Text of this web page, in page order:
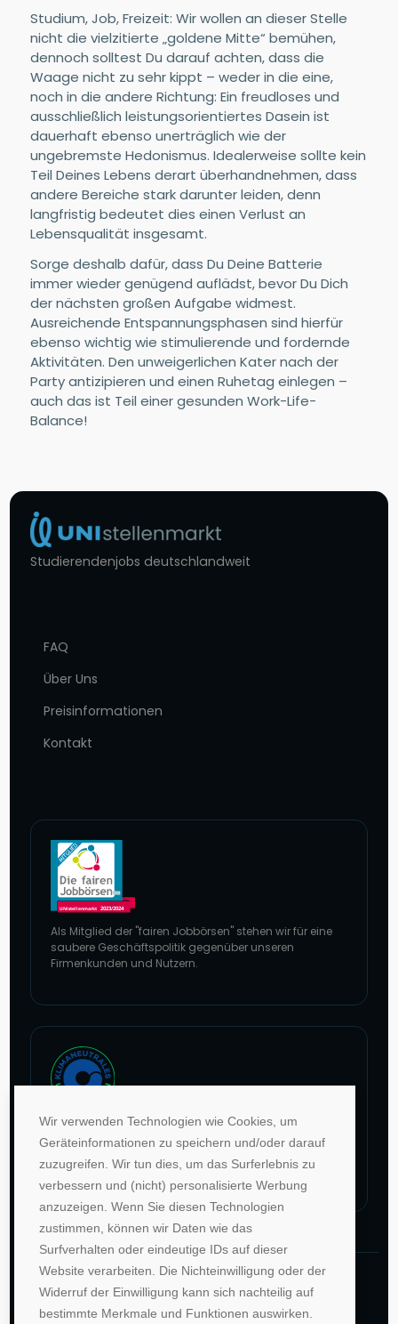
Wir verwenden Technologien wie Cookies, um
Geräteinformationen zu speichern und/oder darauf
zuzugreifen. Wir tun dies, um das Surferlebnis zu
verbessern und (nicht) personalisierte Werbung
anzuzeigen. Wenn Sie diesen Technologien
zustimmen, können wir Daten wie das
Surfverhalten oder eindeutige IDs auf dieser
Website verarbeiten. Die Nichteinwilligung oder der
Widerruf der Einwilligung kann sich nachteilig auf
bestimmte Merkmale und Funktionen auswirken.
Studium, Job, Freizeit: Wir wollen an dieser Stelle
nicht die vielzitierte „goldene Mitte“ bemühen,
dennoch solltest Du darauf achten, dass die
Waage nicht zu sehr kippt – weder in die eine,
noch in die andere Richtung: Ein freudloses und
ausschließlich leistungsorientiertes Dasein ist
dauerhaft ebenso unerträglich wie der
ungebremste Hedonismus. Idealerweise sollte kein
Teil Deines Lebens derart überhandnehmen, dass
andere Bereiche stark darunter leiden, denn
langfristig bedeutet dies einen Verlust an
Lebensqualität insgesamt.
Sorge deshalb dafür, dass Du Deine Batterie
immer wieder genügend auflädst, bevor Du Dich
der nächsten großen Aufgabe widmest.
Ausreichende Entspannungsphasen sind hierfür
ebenso wichtig wie stimulierende und fordernde
Aktivitäten. Den unweigerlichen Kater nach der
Party antizipieren und einen Ruhetag einlegen –
auch das ist Teil einer gesunden Work-Life-
Balance!
Studierendenjobs deutschlandweit
FAQ
Über Uns
Preisinformationen
Kontakt
Als Mitglied der "fairen Jobbörsen" stehen wir für eine
saubere Geschäftspolitik gegenüber unseren
Firmenkunden und Nutzern.
Im Rahmen unseres Engagements in der Allianz für
Klima und Entwicklung gleichen wir unsere CO2-
Emissionen durch weltweite Projekte aus.
Zur Website von Climate Extender: Klimaneutrales Unternehmen
©1996-2026 Deutsche Hochschulwerbung und -
vertriebs GmbH. Alle Rechte vorbehalten.